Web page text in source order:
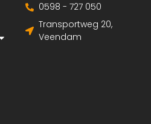
0598 - 727 050
Transportweg 20,
Veendam